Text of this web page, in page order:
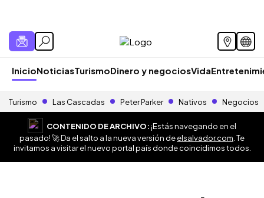
InicioNoticiasTurismoDinero y negociosVida
Turismo Las Cascadas Peter Parker Nativos Negocios
CONTENIDO DE ARCHIVO:¡Estás navegando en el
pasado! 🚀 Da el salto a la nueva versión deelsalvador.com . Te
invitamos a visitar el nuevo portal país donde coincidimos todos.